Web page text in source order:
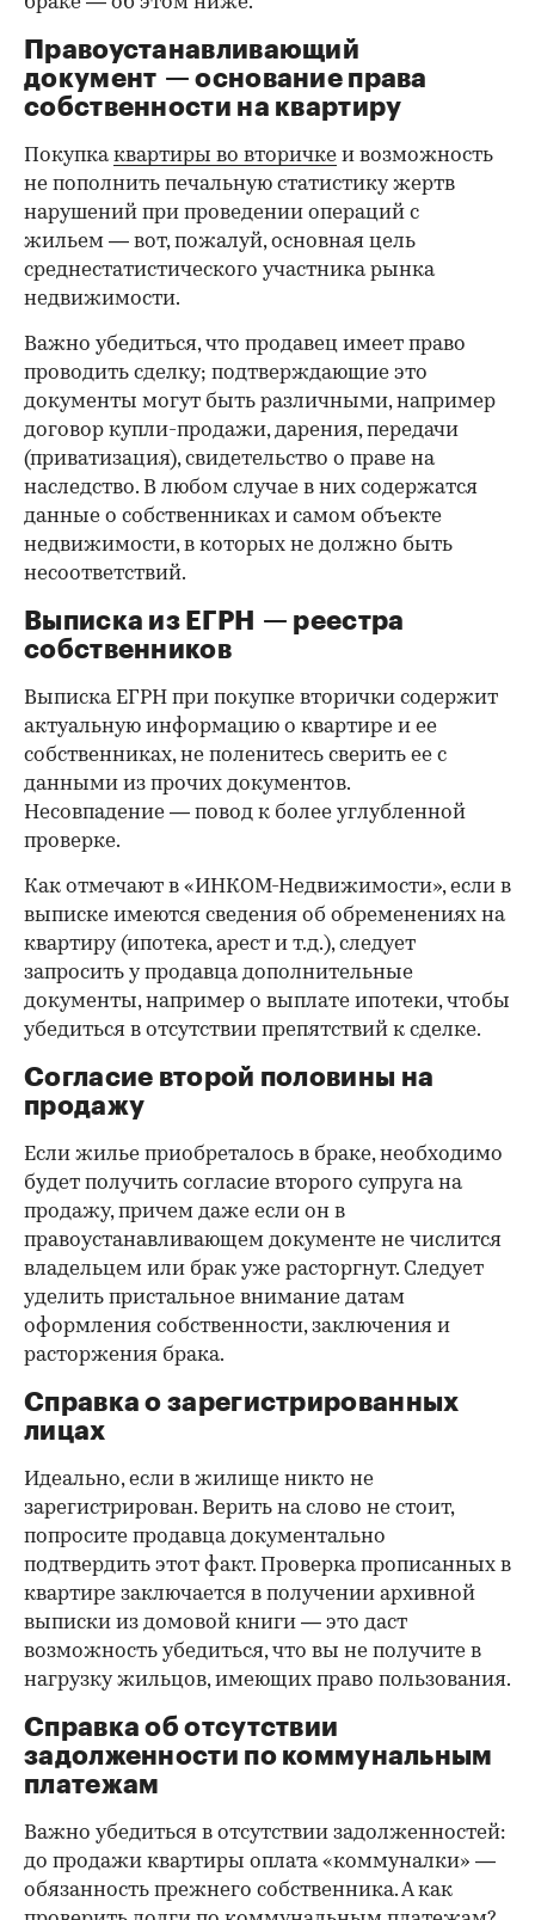
00:00 / 00:00
Правоустанавливающий
документ — основание права
собственности на квартиру
Покупкаквартиры во вторичке и возможность
не пополнить печальную статистику жертв
нарушений при проведении операций с
жильем — вот, пожалуй, основная цель
среднестатистического участника рынка
недвижимости.
Важно убедиться, что продавец имеет право
проводить сделку; подтверждающие это
документы могут быть различными, например
договор купли-продажи, дарения, передачи
(приватизация), свидетельство о праве на
наследство. В любом случае в них содержатся
данные о собственниках и самом объекте
недвижимости, в которых не должно быть
несоответствий.
Выписка из ЕГРН — реестра
собственников
Выписка ЕГРН при покупке вторички содержит
актуальную информацию о квартире и ее
собственниках, не поленитесь сверить ее с
данными из прочих документов.
Несовпадение — повод к более углубленной
проверке.
Как отмечают в «ИНКОМ-Недвижимости», если в
выписке имеются сведения об обременениях на
квартиру (ипотека, арест и т.д.), следует
запросить у продавца дополнительные
документы, например о выплате ипотеки, чтобы
убедиться в отсутствии препятствий к сделке.
Согласие второй половины на
продажу
Если жилье приобреталось в браке, необходимо
будет получить согласие второго супруга на
продажу, причем даже если он в
правоустанавливающем документе не числится
владельцем или брак уже расторгнут. Следует
уделить пристальное внимание датам
оформления собственности, заключения и
расторжения брака.
Справка о зарегистрированных
лицах
Идеально, если в жилище никто не
зарегистрирован. Верить на слово не стоит,
попросите продавца документально
подтвердить этот факт. Проверка прописанных в
квартире заключается в получении архивной
выписки из домовой книги — это даст
возможность убедиться, что вы не получите в
нагрузку жильцов, имеющих право пользования.
Справка об отсутствии
задолженности по коммунальным
платежам
Важно убедиться в отсутствии задолженностей:
до продажи квартиры оплата «коммуналки» —
обязанность прежнего собственника. А как